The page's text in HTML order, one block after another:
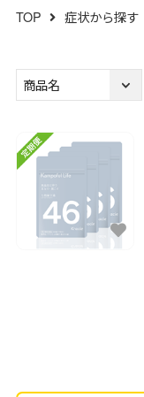
TOP 症状から探す